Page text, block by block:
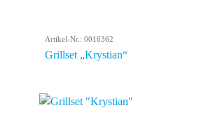
Artikel-Nr.: 0016362
Grillset „Krystian“